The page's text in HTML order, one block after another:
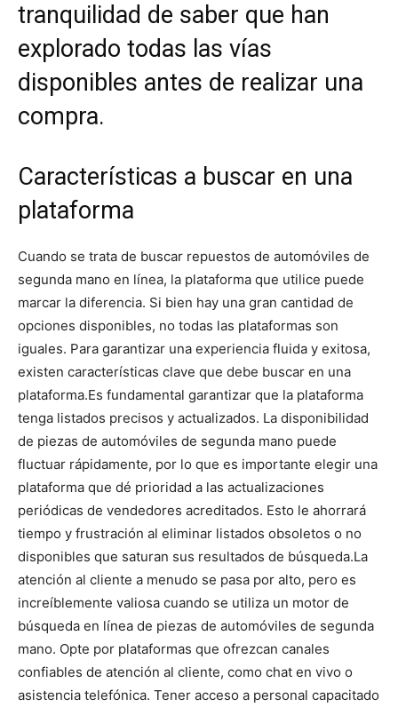
tranquilidad de saber que han
explorado todas las vías
disponibles antes de realizar una
compra.
Características a buscar en una
plataforma
Cuando se trata de buscar repuestos de automóviles de
segunda mano en línea, la plataforma que utilice puede
marcar la diferencia. Si bien hay una gran cantidad de
opciones disponibles, no todas las plataformas son
iguales. Para garantizar una experiencia fluida y exitosa,
existen características clave que debe buscar en una
plataforma.Es fundamental garantizar que la plataforma
tenga listados precisos y actualizados. La disponibilidad
de piezas de automóviles de segunda mano puede
fluctuar rápidamente, por lo que es importante elegir una
plataforma que dé prioridad a las actualizaciones
periódicas de vendedores acreditados. Esto le ahorrará
tiempo y frustración al eliminar listados obsoletos o no
disponibles que saturan sus resultados de búsqueda.La
atención al cliente a menudo se pasa por alto, pero es
increíblemente valiosa cuando se utiliza un motor de
búsqueda en línea de piezas de automóviles de segunda
mano. Opte por plataformas que ofrezcan canales
confiables de atención al cliente, como chat en vivo o
asistencia telefónica. Tener acceso a personal capacitado